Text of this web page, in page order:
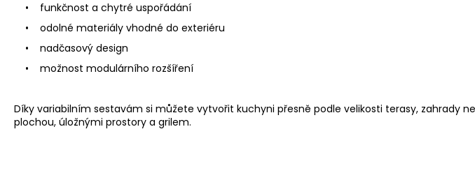
• funkčnost a chytré uspořádání
• odolné materiály vhodné do exteriéru
• nadčasový design
• možnost modulárního rozšíření
Díky variabilním sestavám si můžete vytvořit kuchyni přesně podle velikosti terasy,
plochou, úložnými prostory a grilem.